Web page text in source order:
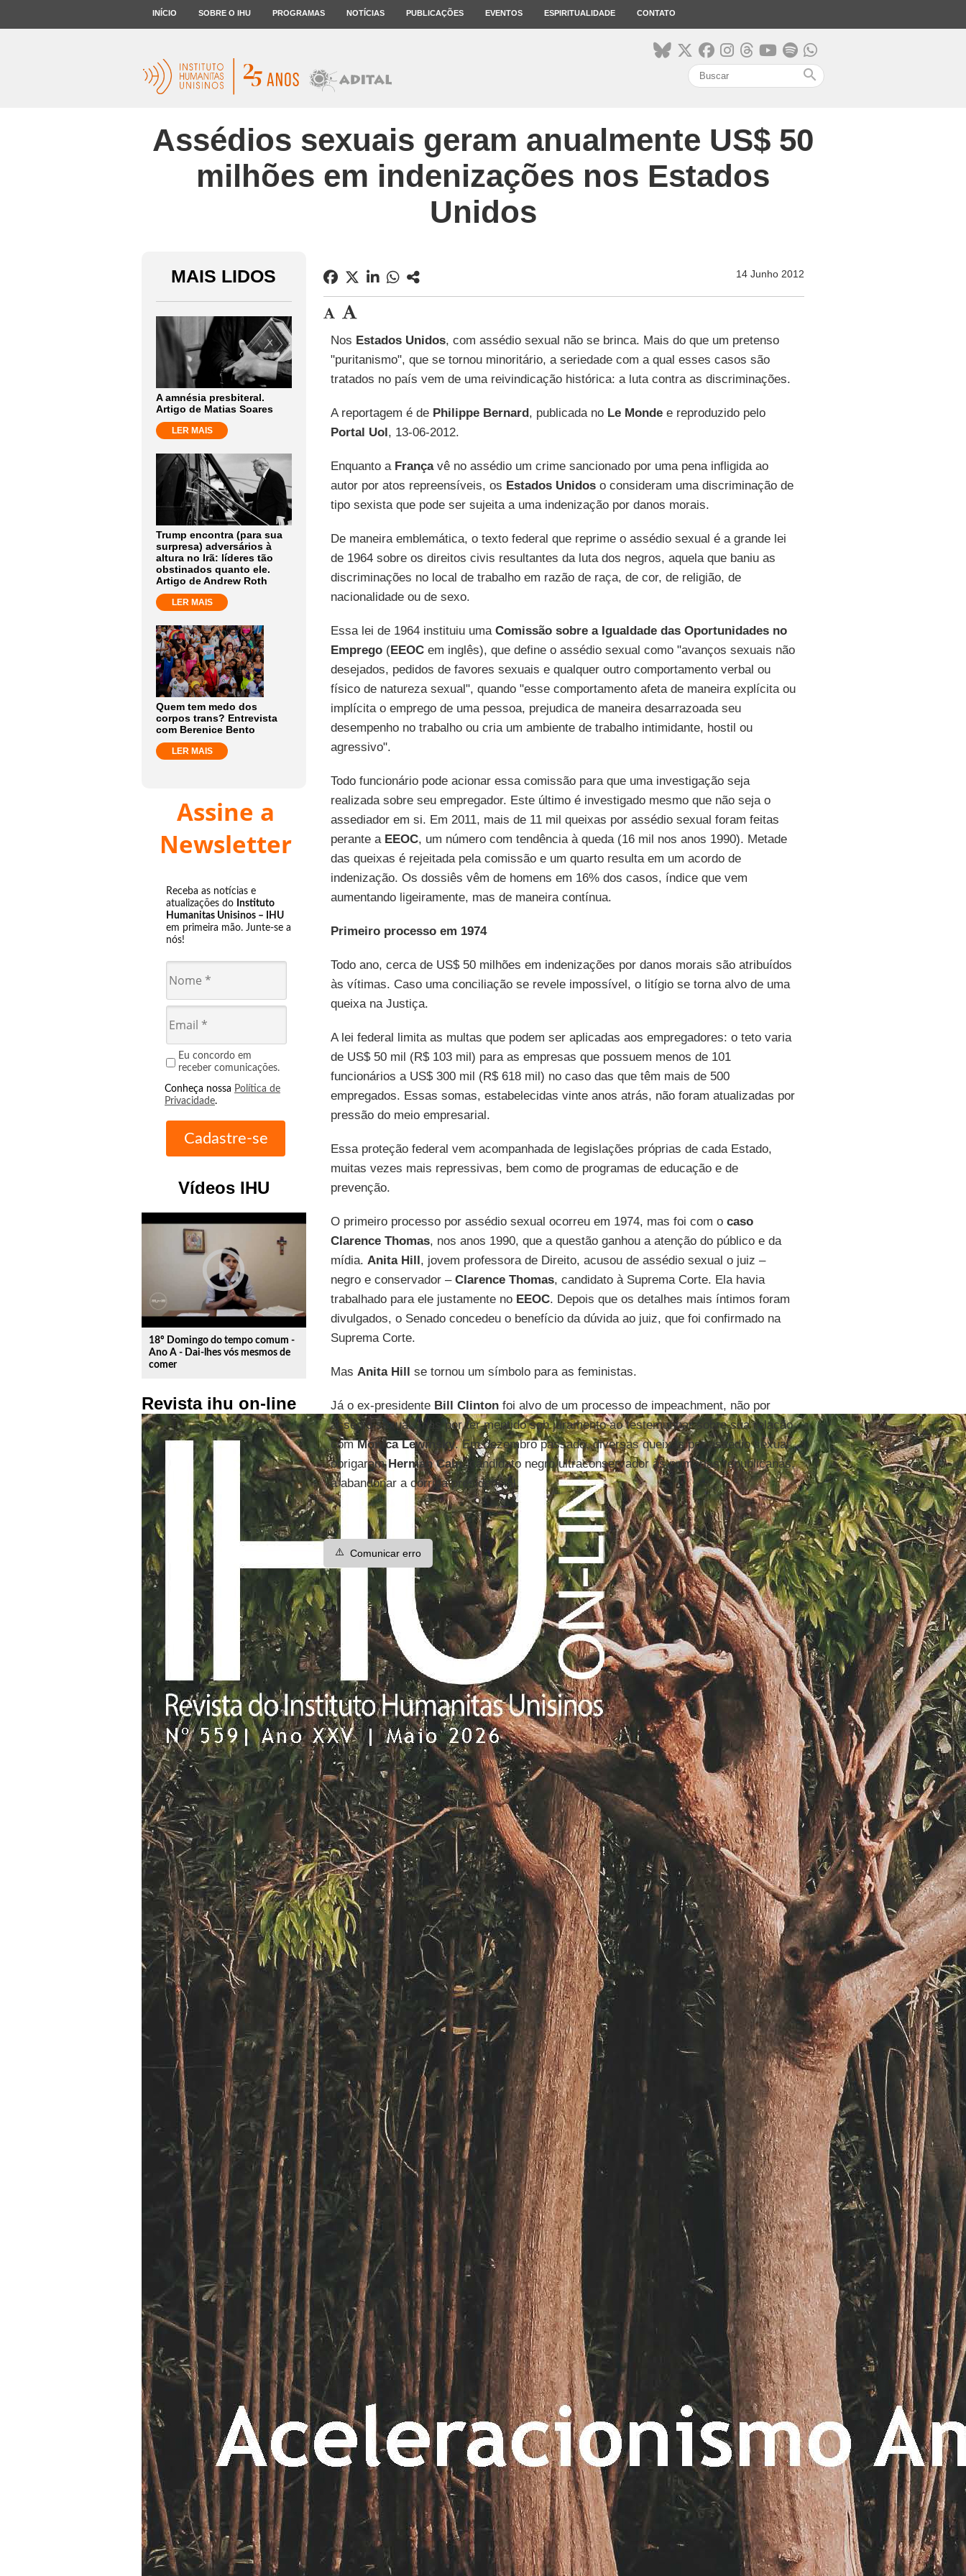
INÍCIO SOBRE O IHU PROGRAMAS NOTÍCIAS PUBLICAÇÕES EVENTOS ESPIRITUALIDADE CONTATO
search
Assédios sexuais geram anualmente US$ 50
milhões em indenizações nos Estados
Unidos
MAIS LIDOS
A amnésia presbiteral.
Artigo de Matias Soares
LER MAIS
Trump encontra (para sua
surpresa) adversários à
altura no Irã: líderes tão
obstinados quanto ele.
Artigo de Andrew Roth
LER MAIS
Quem tem medo dos
corpos trans? Entrevista
com Berenice Bento
LER MAIS
Assine a
Newsletter
Receba as notícias e
atualizações do Instituto
Humanitas Unisinos – IHU
em primeira mão. Junte-se a
nós!
Eu concordo em
receber comunicações.
Conheça nossa Política de
Privacidade.
Vídeos IHU
play_circle_outline
18º Domingo do tempo comum -
Ano A - Dai-lhes vós mesmos de
comer
Revista ihu on-line
14 Junho 2012
Nos Estados Unidos, com assédio sexual não se brinca. Mais do que um pretenso
"puritanismo", que se tornou minoritário, a seriedade com a qual esses casos são
tratados no país vem de uma reivindicação histórica: a luta contra as discriminações.
A reportagem é de Philippe Bernard, publicada no Le Mondee reproduzido pelo
Portal Uol, 13-06-2012.
Enquanto a Françavê no assédio um crime sancionado por uma pena infligida ao
autor por atos repreensíveis, os Estados Unidoso consideram uma discriminação de
tipo sexista que pode ser sujeita a uma indenização por danos morais.
De maneira emblemática, o texto federal que reprime o assédio sexual é a grande lei
de 1964 sobre os direitos civis resultantes da luta dos negros, aquela que baniu as
discriminações no local de trabalho em razão de raça, de cor, de religião, de
nacionalidade ou de sexo.
Essa lei de 1964 instituiu uma Comissão sobre a Igualdade das Oportunidades no
Emprego(EEOC em inglês), que define o assédio sexual como "avanços sexuais não
desejados, pedidos de favores sexuais e qualquer outro comportamento verbal ou
físico de natureza sexual", quando "esse comportamento afeta de maneira explícita ou
implícita o emprego de uma pessoa, prejudica de maneira desarrazoada seu
desempenho no trabalho ou cria um ambiente de trabalho intimidante, hostil ou
agressivo".
Todo funcionário pode acionar essa comissão para que uma investigação seja
realizada sobre seu empregador. Este último é investigado mesmo que não seja o
assediador em si. Em 2011, mais de 11 mil queixas por assédio sexual foram feitas
perante a EEOC, um número com tendência à queda (16 mil nos anos 1990). Metade
das queixas é rejeitada pela comissão e um quarto resulta em um acordo de
indenização. Os dossiês vêm de homens em 16% dos casos, índice que vem
aumentando ligeiramente, mas de maneira contínua.
Primeiro processo em 1974
Todo ano, cerca de US$ 50 milhões em indenizações por danos morais são atribuídos
às vítimas. Caso uma conciliação se revele impossível, o litígio se torna alvo de uma
queixa na Justiça.
A lei federal limita as multas que podem ser aplicadas aos empregadores: o teto varia
de US$ 50 mil (R$ 103 mil) para as empresas que possuem menos de 101
funcionários a US$ 300 mil (R$ 618 mil) no caso das que têm mais de 500
empregados. Essas somas, estabelecidas vinte anos atrás, não foram atualizadas por
pressão do meio empresarial.
Essa proteção federal vem acompanhada de legislações próprias de cada Estado,
muitas vezes mais repressivas, bem como de programas de educação e de
prevenção.
O primeiro processo por assédio sexual ocorreu em 1974, mas foi com o caso
Clarence Thomas, nos anos 1990, que a questão ganhou a atenção do público e da
mídia. Anita Hill, jovem professora de Direito, acusou de assédio sexual o juiz –
negro e conservador – Clarence Thomas, candidato à Suprema Corte. Ela havia
trabalhado para ele justamente no EEOC. Depois que os detalhes mais íntimos foram
divulgados, o Senado concedeu o benefício da dúvida ao juiz, que foi confirmado na
Suprema Corte.
Mas Anita Hill se tornou um símbolo para as feministas.
Já o ex-presidente Bill Clintonfoi alvo de um processo de impeachment, não por
assédio sexual, mas por ter mentido sob juramento ao testemunhar sobre sua relação
comMonica Lewinsky. Em dezembro passado, diversas queixas por assédio sexual
obrigaramHerman Cain, candidato negro ultraconservador às primárias republicanas,
a abandonar a corrida presidencial.
⚠️ Comunicar erro